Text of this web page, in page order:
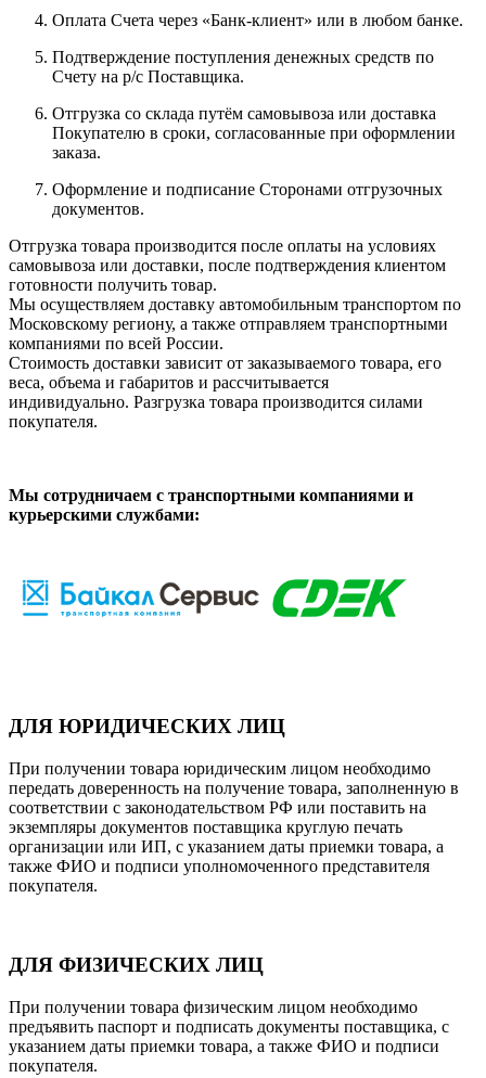
Оплата Счета через «Банк-клиент» или в любом банке.
Подтверждение поступления денежных средств по
Счету на р/с Поставщика.
Отгрузка со склада путём самовывоза или доставка
Покупателю в сроки, согласованные при оформлении
заказа.
Оформление и подписание Сторонами отгрузочных
документов.
Отгрузка товара производится после оплаты на условиях
самовывоза или доставки, после подтверждения клиентом
готовности получить товар.
Мы осуществляем доставку автомобильным транспортом по
Московскому региону, а также отправляем транспортными
компаниями по всей России.
Стоимость доставки зависит от заказываемого товара, его
веса, объема и габаритов и рассчитывается
индивидуально. Разгрузка товара производится силами
покупателя.
Мы сотрудничаем с транспортными компаниями и
курьерскими службами:
ДЛЯ ЮРИДИЧЕСКИХ ЛИЦ
При получении товара юридическим лицом необходимо
передать доверенность на получение товара, заполненную в
соответствии с законодательством РФ или поставить на
экземпляры документов поставщика круглую печать
организации или ИП, с указанием даты приемки товара, а
также ФИО и подписи уполномоченного представителя
покупателя.
ДЛЯ ФИЗИЧЕСКИХ ЛИЦ
При получении товара физическим лицом необходимо
предъявить паспорт и подписать документы поставщика, с
указанием даты приемки товара, а также ФИО и подписи
покупателя.